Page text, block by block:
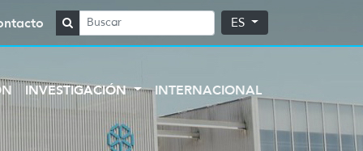
ES
INVESTIGACIÓN INTERNACIONAL